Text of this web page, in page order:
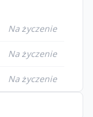
Na życzenie
Na życzenie
Na życzenie